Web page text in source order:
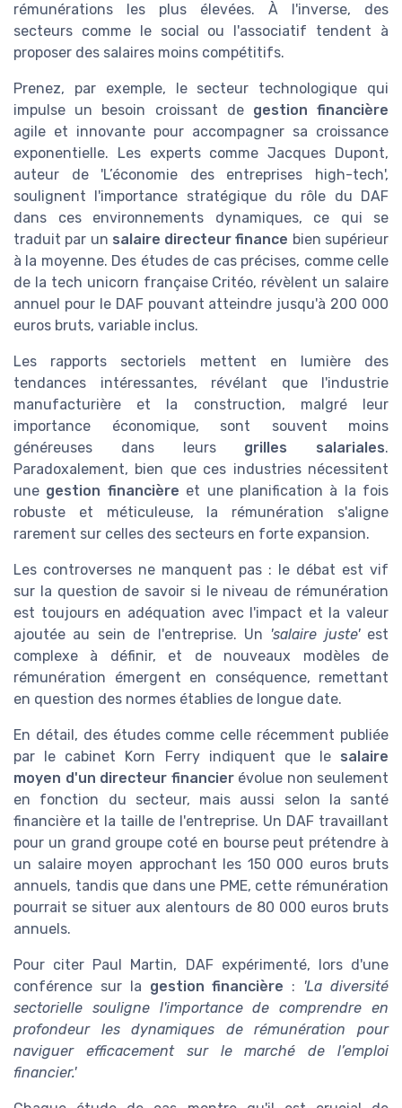
rémunérations les plus élevées. À l'inverse, des
secteurs comme le social ou l'associatif tendent à
proposer des salaires moins compétitifs.
Prenez, par exemple, le secteur technologique qui
impulse un besoin croissant de gestion financière
agile et innovante pour accompagner sa croissance
exponentielle. Les experts comme Jacques Dupont,
auteur de 'L’économie des entreprises high-tech',
soulignent l'importance stratégique du rôle du DAF
dans ces environnements dynamiques, ce qui se
traduit par un salaire directeur finance bien supérieur
à la moyenne. Des études de cas précises, comme celle
de la tech unicorn française Critéo, révèlent un salaire
annuel pour le DAF pouvant atteindre jusqu'à 200 000
euros bruts, variable inclus.
Les rapports sectoriels mettent en lumière des
tendances intéressantes, révélant que l'industrie
manufacturière et la construction, malgré leur
importance économique, sont souvent moins
généreuses dans leurs grilles salariales.
Paradoxalement, bien que ces industries nécessitent
une gestion financière et une planification à la fois
robuste et méticuleuse, la rémunération s'aligne
rarement sur celles des secteurs en forte expansion.
Les controverses ne manquent pas : le débat est vif
sur la question de savoir si le niveau de rémunération
est toujours en adéquation avec l'impact et la valeur
ajoutée au sein de l'entreprise. Un 'salaire juste'est
complexe à définir, et de nouveaux modèles de
rémunération émergent en conséquence, remettant
en question des normes établies de longue date.
En détail, des études comme celle récemment publiée
par le cabinet Korn Ferry indiquent que le salaire
moyen d'un directeur financierévolue non seulement
en fonction du secteur, mais aussi selon la santé
financière et la taille de l'entreprise. Un DAF travaillant
pour un grand groupe coté en bourse peut prétendre à
un salaire moyen approchant les 150 000 euros bruts
annuels, tandis que dans une PME, cette rémunération
pourrait se situer aux alentours de 80 000 euros bruts
annuels.
Pour citer Paul Martin, DAF expérimenté, lors d'une
conférence sur la gestion financière : 'La diversité
sectorielle souligne l'importance de comprendre en
profondeur les dynamiques de rémunération pour
naviguer efficacement sur le marché de l’emploi
financier.'